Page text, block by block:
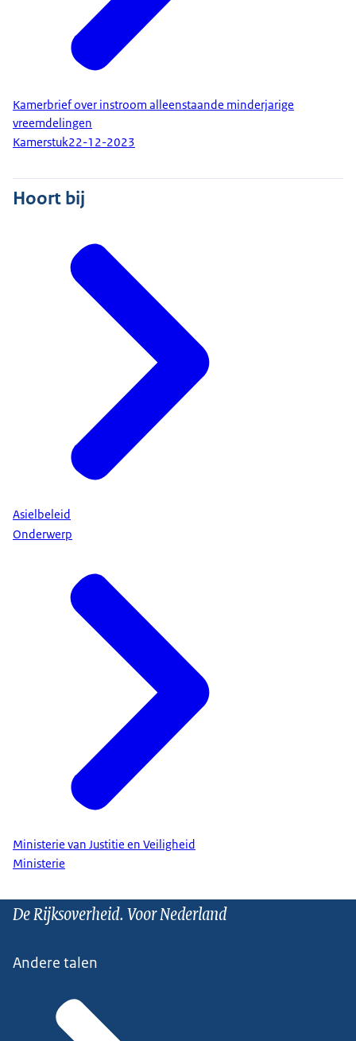
Kamerbrief over instroom alleenstaande minderjarige
vreemdelingen
Kamerstuk22-12-2023
Hoort bij
Asielbeleid
Onderwerp
Ministerie van Justitie en Veiligheid
Ministerie
De Rijksoverheid. Voor Nederland
Andere talen